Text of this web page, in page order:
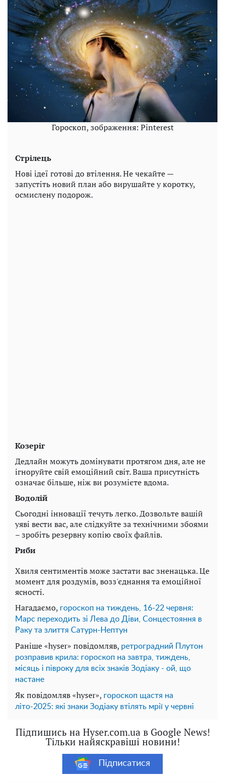
Гороскоп, зображення: Pinterest
Стрілець
Нові ідеї готові до втілення. Не чекайте —
запустіть новий план або вирушайте у коротку,
осмислену подорож.
Козеріг
Дедлайн можуть домінувати протягом дня, але не
ігноруйте свій емоційний світ. Ваша присутність
означає більше, ніж ви розумієте вдома.
Водолій
Сьогодні інновації течуть легко. Дозвольте вашій
уяві вести вас, але слідкуйте за технічними збоями
– зробіть резервну копію своїх файлів.
Риби
Хвиля сентиментів може застати вас зненацька. Це
момент для роздумів, возз'єднання та емоційної
ясності.
Нагадаємо, гороскоп на тиждень, 16-22 червня:
Марс переходить зі Лева до Діви, Сонцестояння в
Раку та злиття Сатурн-Нептун
Раніше «hyser» повідомляв, ретроградний Плутон
розправив крила: гороскоп на завтра, тиждень,
місяць і півроку для всіх знаків Зодіаку - ой, що
настане
Як повідомляв «hyser», гороскоп щастя на
літо-2025: які знаки Зодіаку втілять мрії у червні
Підпишись на Hyser.com.ua в Google News!
Тільки найяскравіші новини!
Підписатися